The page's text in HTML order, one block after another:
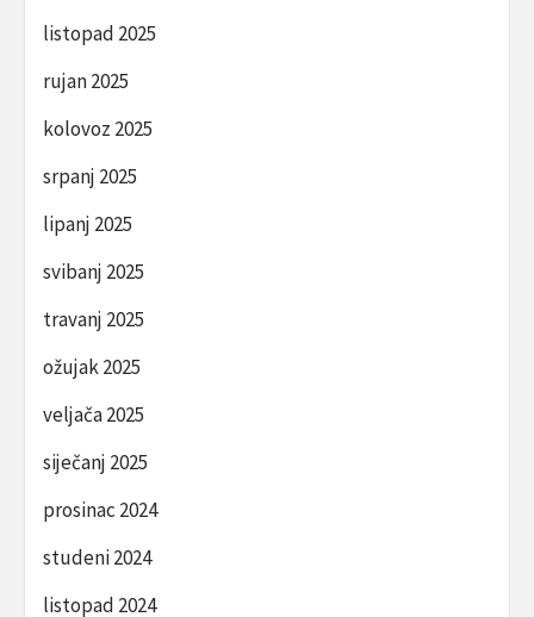
listopad 2025
rujan 2025
kolovoz 2025
srpanj 2025
lipanj 2025
svibanj 2025
travanj 2025
ožujak 2025
veljača 2025
siječanj 2025
prosinac 2024
studeni 2024
listopad 2024